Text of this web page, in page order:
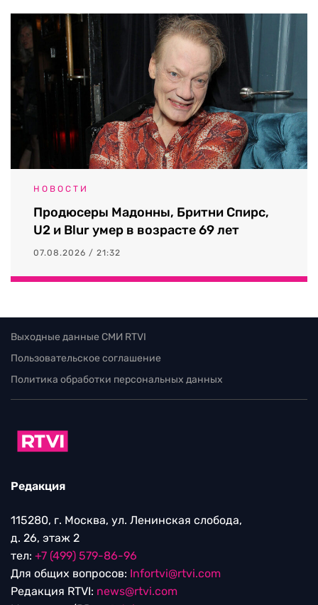
НОВОСТИ
Продюсеры Мадонны, Бритни Спирс,
U2 и Blur умер в возрасте 69 лет
07.08.2026 / 21:32
Выходные данные СМИ RTVI
Пользовательское соглашение
Политика обработки персональных данных
Редакция
115280, г. Москва, ул. Ленинская слобода,
д. 26, этаж 2
тел: +7 (499) 579-86-96
Для общих вопросов: Infortvi@rtvi.com
Редакция RTVI: news@rtvi.com